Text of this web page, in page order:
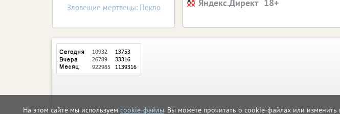
На этом сайте мы используем cookie-файлы. Вы можете прочитать о cookie-файлах или изменить
Яндекс.Директ
Зловещие мертвецы: Пекло